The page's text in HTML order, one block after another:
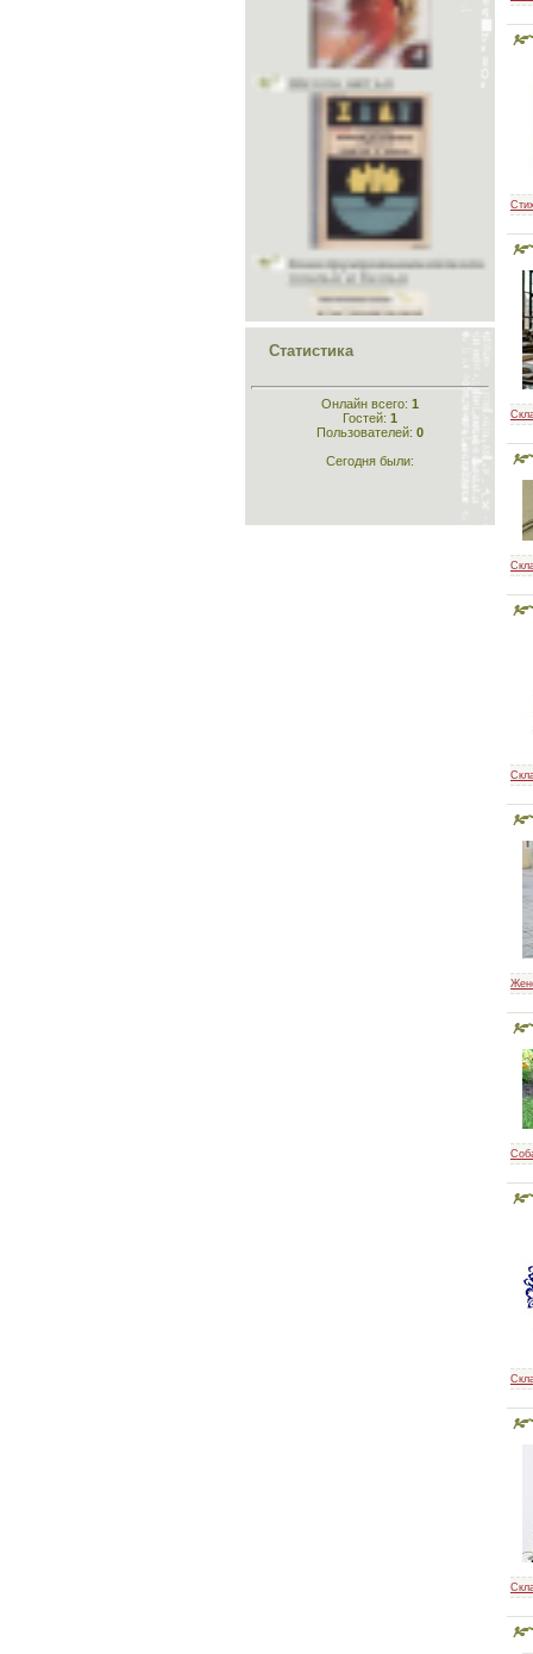
Учитесь шить и вязать
Головные уборы
Меховые головные уборы
Материалы
Исторический раздел
Одежда для кукол
Шьём животным
Рукоделие
Школа шитья
Конструирование лёгкого
платья и белья
одежды
Статистика
Онлайн всего: 1
Гостей: 1
Пользователей: 0
Сегодня были: